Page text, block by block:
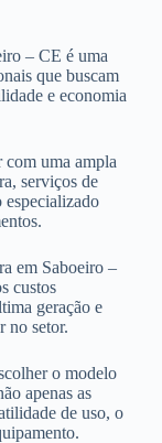
– CE é uma
que buscam
e economia
com uma ampla
serviços de
especializado
em Saboeiro –
custos
geração e
no setor.
o modelo
apenas as
de uso, o